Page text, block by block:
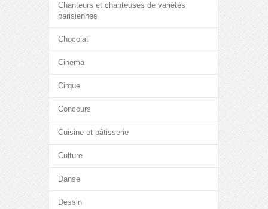
Chanteurs et chanteuses de variétés
parisiennes
Chocolat
Cinéma
Cirque
Concours
Cuisine et pâtisserie
Culture
Danse
Dessin